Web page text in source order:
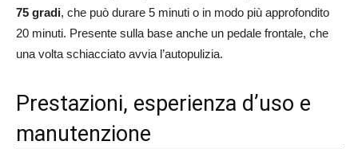
75 gradi, che può durare 5 minuti o in modo più approfondito
20 minuti. Presente sulla base anche un pedale frontale, che
una volta schiacciato avvia l’autopulizia.
Prestazioni, esperienza d’uso e
manutenzione